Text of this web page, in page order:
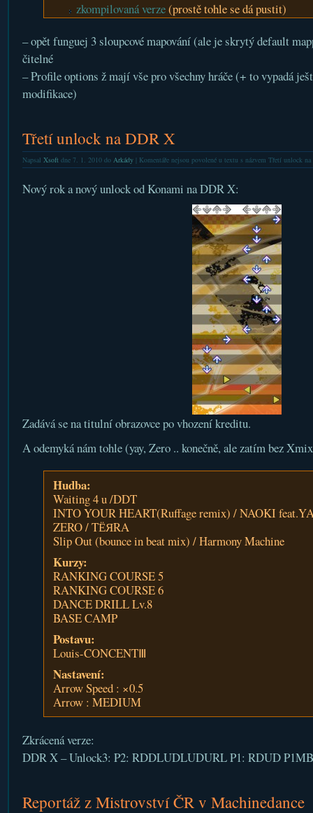
zkompilovaná verze(prostě tohle se dá pustit)
– opět funguej 3 sloupcové mapování (ale je skrytý default
čitelné
– Profile options ž mají vše pro všechny hráče (+ to vypadá
modifikace)
Třetí unlock na DDR X
Napsal Xsoftdne 7. 1. 2010 do Arkády| Komentáře nejsou povolenéu textu s názvem Třetí unlock
Nový rok a nový unlock od Konami na DDR X:
Zadává se na titulní obrazovce po vhození kreditu.
A odemyká nám tohle (yay, Zero .. konečně, ale zatím bez
Hudba:
Waiting 4 u /DDT
INTO YOUR HEART(Ruffage remix) / NAOKI
ZERO / TЁЯRA
Slip Out (bounce in beat mix) / Harmony Machine
Kurzy:
RANKING COURSE 5
RANKING COURSE 6
DANCE DRILL Lv.8
BASE CAMP
Postavu:
Louis-CONCENTⅢ
Nastavení:
Arrow Speed : ×0.5
Arrow : MEDIUM
Zkrácená verze:
DDR X – Unlock3: P2: RDDLUDLUDURL P1: RDUD
Reportáž z Mistrovství ČR v Machinedance